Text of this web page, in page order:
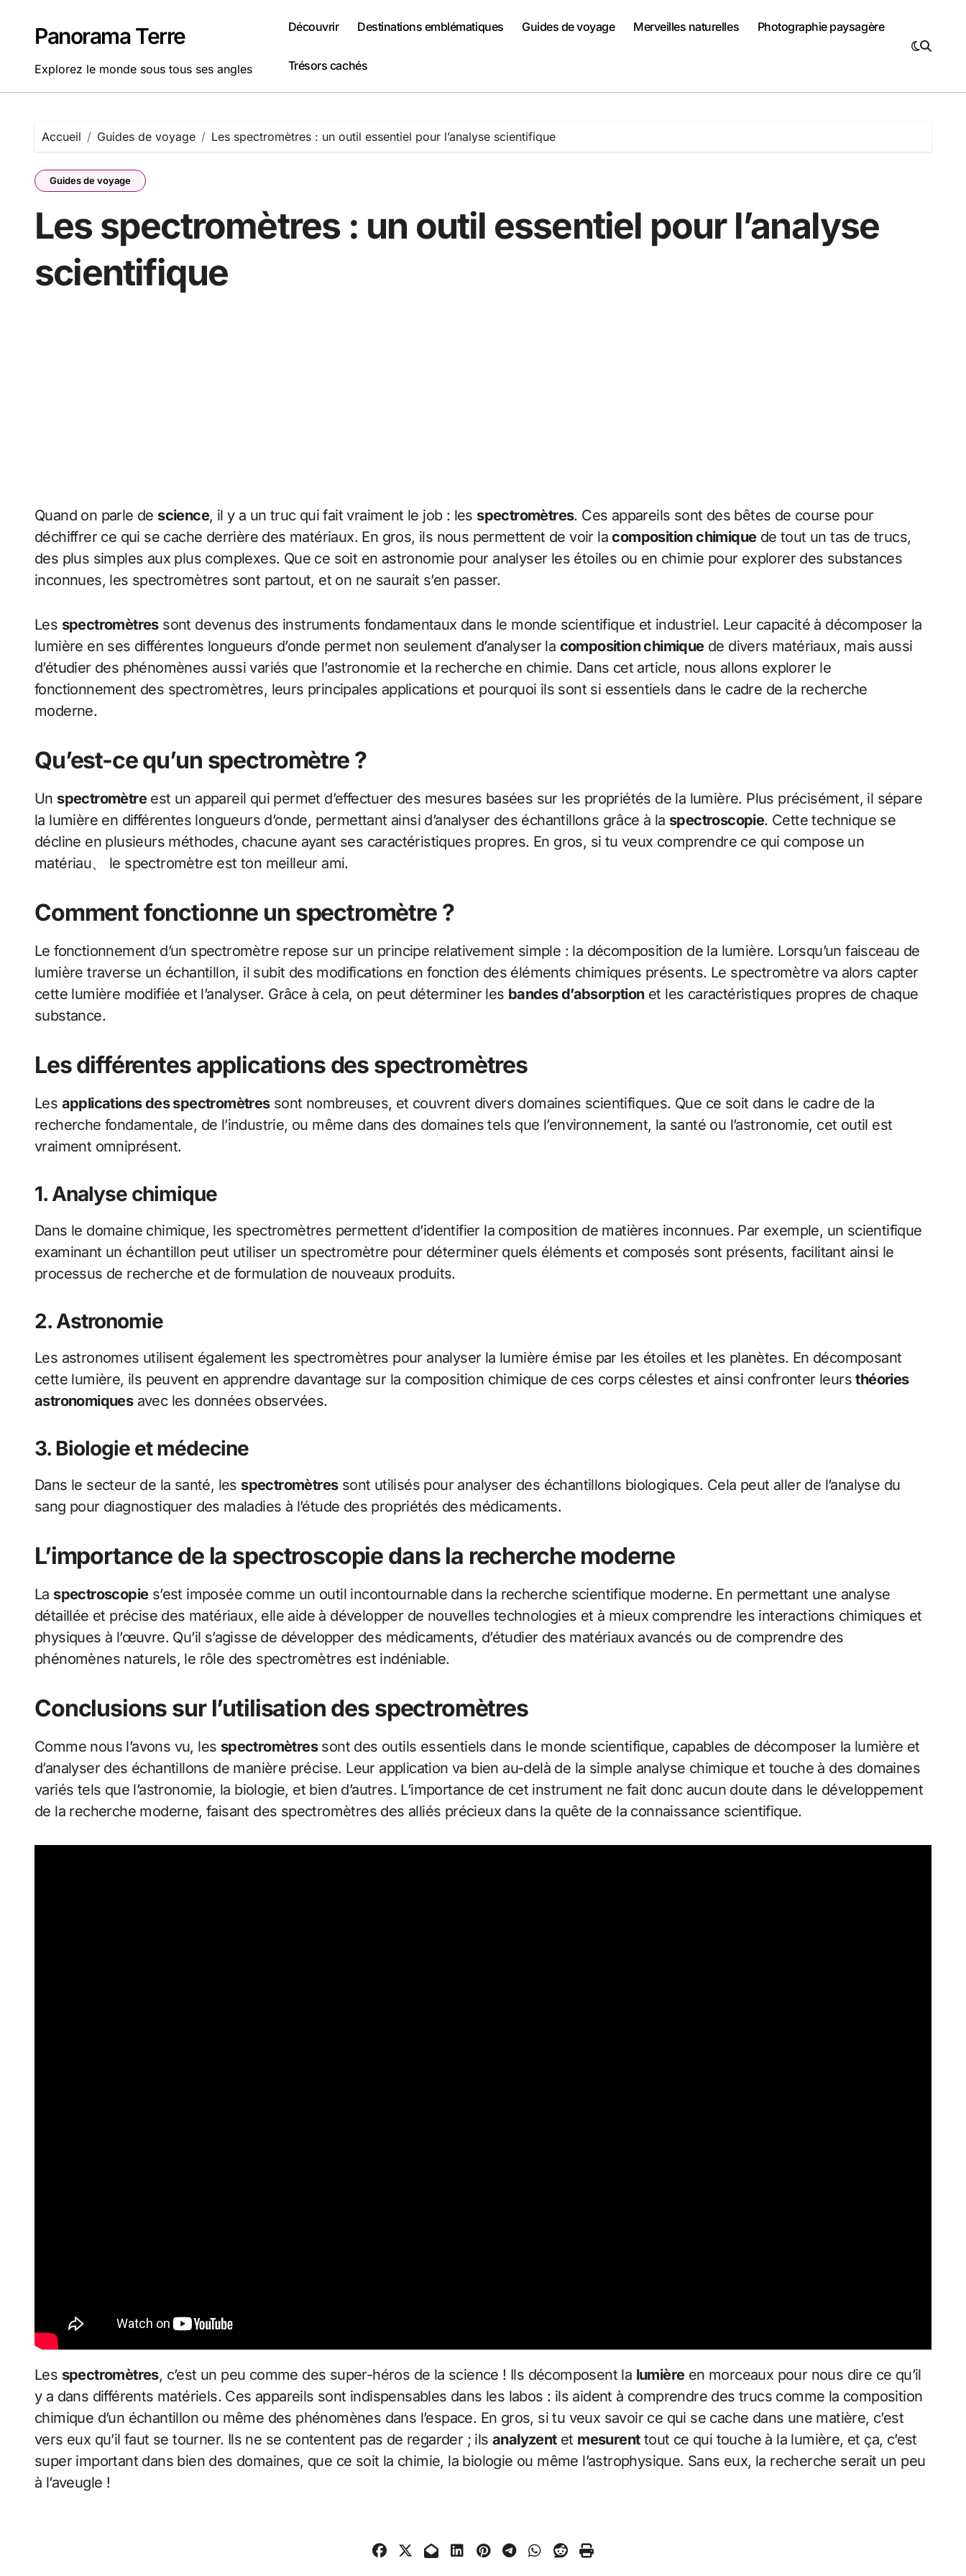
contenuPanorama Terre
Explorez le monde sous tous ses angles
Découvrir Destinations emblématiques Guides de voyage Merveilles naturelles Photographie paysagère
Trésors cachés
Accueil Guides de voyage Les spectromètres : un outil essentiel pour l’analyse scientifique
Guides de voyage
Les spectromètres : un outil essentiel pour l’analyse
scientifique
Quand on parle de science, il y a un truc qui fait vraiment le job : les spectromètres. Ces appareils sont des bêtes de course pour
déchiffrer ce qui se cache derrière des matériaux. En gros, ils nous permettent de voir lacomposition chimiquede tout un tas de trucs,
des plus simples aux plus complexes. Que ce soit en astronomie pour analyser les étoiles ou en chimie pour explorer des substances
inconnues, les spectromètres sont partout, et on ne saurait s’en passer.
Les spectromètressont devenus des instruments fondamentaux dans le monde scientifique et industriel. Leur capacité à décomposer la
lumière en ses différentes longueurs d’onde permet non seulement d’analyser la composition chimiquede divers matériaux, mais aussi
d’étudier des phénomènes aussi variés que l’astronomie et la recherche en chimie. Dans cet article, nous allons explorer le
fonctionnement des spectromètres, leurs principales applications et pourquoi ils sont si essentiels dans le cadre de la recherche
moderne.
Qu’est-ce qu’un spectromètre ?
Un spectromètreest un appareil qui permet d’effectuer des mesures basées sur les propriétés de la lumière. Plus précisément, il sépare
la lumière en différentes longueurs d’onde, permettant ainsi d’analyser des échantillons grâce à la spectroscopie. Cette technique se
décline en plusieurs méthodes, chacune ayant ses caractéristiques propres. En gros, si tu veux comprendre ce qui compose un
matériau、 le spectromètre est ton meilleur ami.
Comment fonctionne un spectromètre ?
Le fonctionnement d’un spectromètre repose sur un principe relativement simple : la décomposition de la lumière. Lorsqu’un faisceau de
lumière traverse un échantillon, il subit des modifications en fonction des éléments chimiques présents. Le spectromètre va alors capter
cette lumière modifiée et l’analyser. Grâce à cela, on peut déterminer les bandes d’absorptionet les caractéristiques propres de chaque
substance.
Les différentes applications des spectromètres
Les applications des spectromètressont nombreuses, et couvrent divers domaines scientifiques. Que ce soit dans le cadre de la
recherche fondamentale, de l’industrie, ou même dans des domaines tels que l’environnement, la santé ou l’astronomie, cet outil est
vraiment omniprésent.
1. Analyse chimique
Dans le domaine chimique, les spectromètres permettent d’identifier la composition de matières inconnues. Par exemple, un scientifique
examinant un échantillon peut utiliser un spectromètre pour déterminer quels éléments et composés sont présents, facilitant ainsi le
processus de recherche et de formulation de nouveaux produits.
2. Astronomie
Les astronomes utilisent également les spectromètres pour analyser la lumière émise par les étoiles et les planètes. En décomposant
cette lumière, ils peuvent en apprendre davantage sur la composition chimique de ces corps célestes et ainsi confronter leursthéories
astronomiquesavec les données observées.
3. Biologie et médecine
Dans le secteur de la santé, les spectromètressont utilisés pour analyser des échantillons biologiques. Cela peut aller de l’analyse du
sang pour diagnostiquer des maladies à l’étude des propriétés des médicaments.
L’importance de la spectroscopie dans la recherche moderne
La spectroscopies’est imposée comme un outil incontournable dans la recherche scientifique moderne. En permettant une analyse
détaillée et précise des matériaux, elle aide à développer de nouvelles technologies et à mieux comprendre les interactions chimiques et
physiques à l’œuvre. Qu’il s’agisse de développer des médicaments, d’étudier des matériaux avancés ou de comprendre des
phénomènes naturels, le rôle des spectromètres est indéniable.
Conclusions sur l’utilisation des spectromètres
Comme nous l’avons vu, les spectromètressont des outils essentiels dans le monde scientifique, capables de décomposer la lumière et
d’analyser des échantillons de manière précise. Leur application va bien au-delà de la simple analyse chimique et touche à des domaines
variés tels que l’astronomie, la biologie, et bien d’autres. L’importance de cet instrument ne fait donc aucun doute dans le développement
de la recherche moderne, faisant des spectromètres des alliés précieux dans la quête de la connaissance scientifique.
Les spectromètres, c’est un peu comme des super-héros de la science ! Ils décomposent la lumièreen morceaux pour nous dire ce qu’il
y a dans différents matériels. Ces appareils sont indispensables dans les labos : ils aident à comprendre des trucs comme la composition
chimique d’un échantillon ou même des phénomènes dans l’espace. En gros, si tu veux savoir ce qui se cache dans une matière, c’est
vers eux qu’il faut se tourner. Ils ne se contentent pas de regarder ; ilsanalyzentet mesurenttout ce qui touche à la lumière, et ça, c’est
super important dans bien des domaines, que ce soit la chimie, la biologie ou même l’astrophysique. Sans eux, la recherche serait un peu
à l’aveugle !